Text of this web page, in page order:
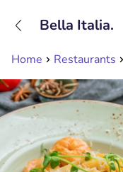
Home Restaurants
Bella Italia.